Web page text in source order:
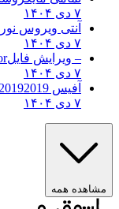
۷ دی ۱۴۰۴
آنتی ویروس
۷ دی ۱۴۰۴
– ویرایش فایل
۷ دی ۱۴۰۴
آفیس 2019 2019 Microsoft Office 2019 Pro Plus v
۷ دی ۱۴۰۴
مشاهده همه